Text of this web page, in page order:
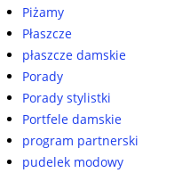
Piżamy
Płaszcze
płaszcze damskie
Porady
Porady stylistki
Portfele damskie
program partnerski
pudelek modowy